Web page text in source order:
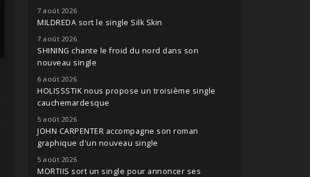
7 août 2026
MILDREDA sort le single Silk Skin
7 août 2026
SHINING chante le froid du nord dans son
nouveau single
6 août 2026
HOLISSSTIK nous propose un troisième single
cauchemardesque
5 août 2026
JOHN CARPENTER accompagne son roman
graphique d'un nouveau single
5 août 2026
MORTIIS sort un single pour annoncer ses